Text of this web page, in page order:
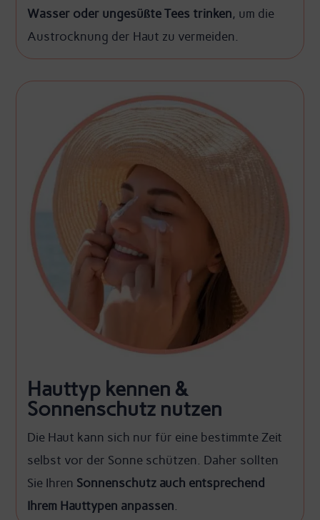
Wasser oder ungesüßte Tees trinken, um die
Austrocknung der Haut zu vermeiden.
Hauttyp kennen &
Sonnenschutz nutzen
Die Haut kann sich nur für eine bestimmte Zeit
selbst vor der Sonne schützen. Daher sollten
Sie Ihren Sonnenschutz auch entsprechend
Ihrem Hauttypen anpassen